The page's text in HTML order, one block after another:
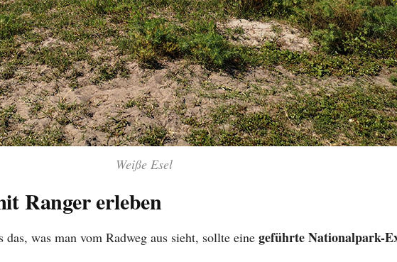
Weiße Esel
Ranger erleben
das, was man vom Radweg aus sieht, sollte eine geführte Nationalpark-